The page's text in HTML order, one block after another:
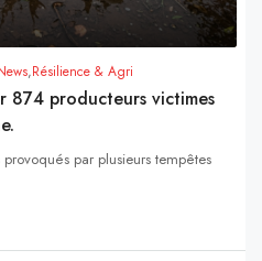
,Résilience & Agri
874 producteurs victimes
par plusieurs tempêtes